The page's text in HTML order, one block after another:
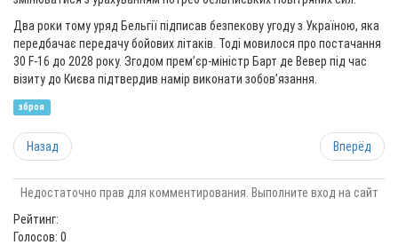
Два роки тому уряд Бельгії підписав безпекову угоду з Україною, яка
передбачає передачу бойових літаків. Тоді мовилося про постачання
30 F-16 до 2028 року. Згодом прем’єр-міністр Барт де Вевер під час
візиту до Києва підтвердив намір виконати зобов’язання.
зброя
Назад Вперёд
Недостаточно прав для комментирования. Выполните вход на сайт
Рейтинг:
Голосов: 0